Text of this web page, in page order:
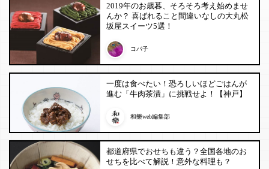
2019年のお歳暮、そろそろ考え始めませ
んか？ 喜ばれること間違いなしの大丸松
坂屋スイーツ5選！
コパ子
一度は食べたい！恐ろしいほどごはんが
進む「牛肉茶漬」に挑戦せよ！【神戸】
和樂web編集部
都道府県でおせちも違う？全国各地のお
せちを比べて解説！意外な料理も？